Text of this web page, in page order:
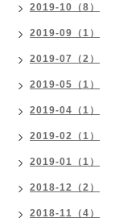
2019-10（8）
2019-09（1）
2019-07（2）
2019-05（1）
2019-04（1）
2019-02（1）
2019-01（1）
2018-12（2）
2018-11（4）